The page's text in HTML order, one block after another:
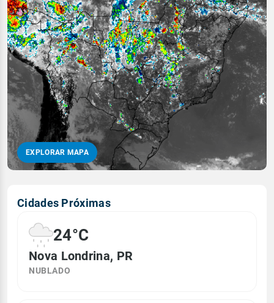
EXPLORAR MAPA
Cidades Próximas
24°C
Nova Londrina, PR
NUBLADO